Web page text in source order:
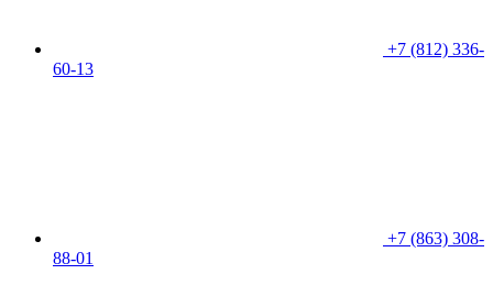
+7 (812) 336-
60-13
+7 (863) 308-
88-01